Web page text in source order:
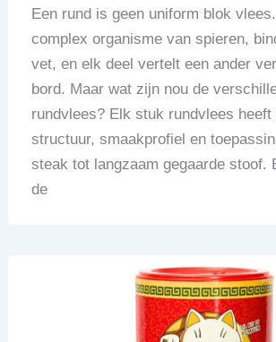
Een rund is geen uniform blok
complex organisme van spieren,
vet, en elk deel vertelt een ander
bord. Maar wat zijn nou de
rundvlees? Elk stuk rundvlees heeft
structuur, smaakprofiel en
steak tot langzaam gegaarde stoof.
de